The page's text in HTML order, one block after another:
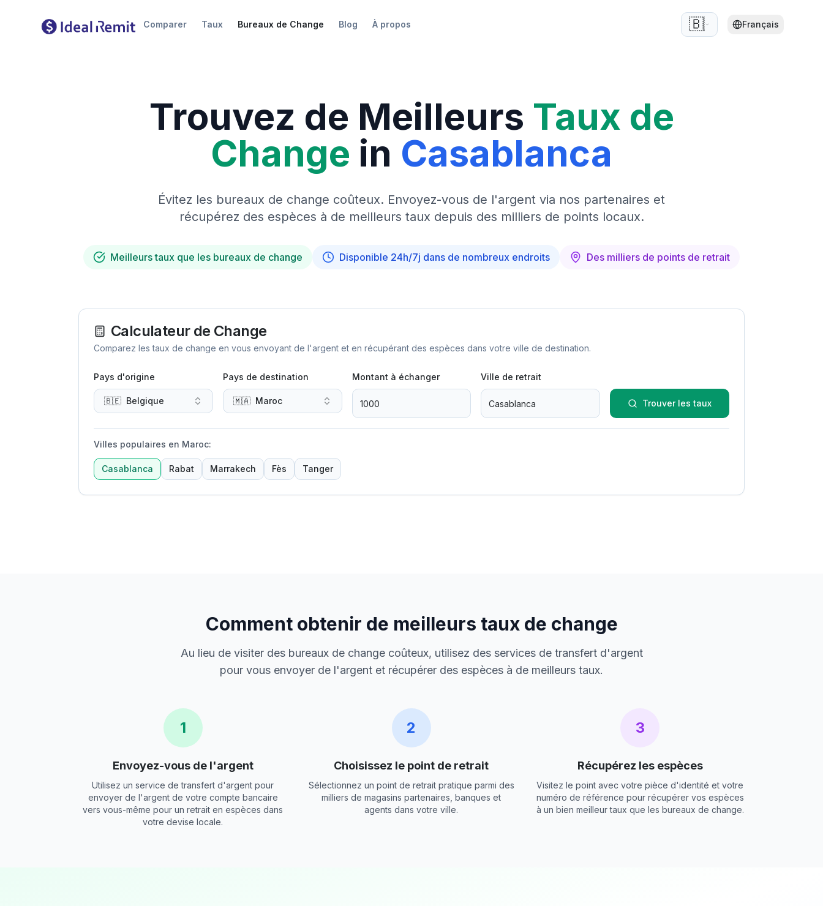
Comparer Taux Bureaux de Change Blog À propos 🇧🇪 Français
Trouvez de Meilleurs Taux de
Change in Casablanca
Évitez les bureaux de change coûteux. Envoyez-vous de l'argent via nos partenaires et
récupérez des espèces à de meilleurs taux depuis des milliers de points locaux.
Meilleurs taux que les bureaux de change Disponible 24h/7j dans de nombreux endroits Des milliers de points de retrait
Calculateur de Change
Comparez les taux de change en vous envoyant de l'argent et en récupérant des espèces dans votre ville de destination.
Pays d'origine
🇧🇪 Belgique
Pays de destination
🇲🇦 Maroc
Montant à échanger Ville de retrait
Trouver les taux
Villes populaires en Maroc:
Casablanca Rabat Marrakech Fès Tanger
Comment obtenir de meilleurs taux de change
Au lieu de visiter des bureaux de change coûteux, utilisez des services de transfert d'argent
pour vous envoyer de l'argent et récupérer des espèces à de meilleurs taux.
1
Envoyez-vous de l'argent
Utilisez un service de transfert d'argent pour
envoyer de l'argent de votre compte bancaire
vers vous-même pour un retrait en espèces dans
votre devise locale.
2
Choisissez le point de retrait
Sélectionnez un point de retrait pratique parmi des
milliers de magasins partenaires, banques et
agents dans votre ville.
3
Récupérez les espèces
Visitez le point avec votre pièce d'identité et votre
numéro de référence pour récupérer vos espèces
à un bien meilleur taux que les bureaux de change.